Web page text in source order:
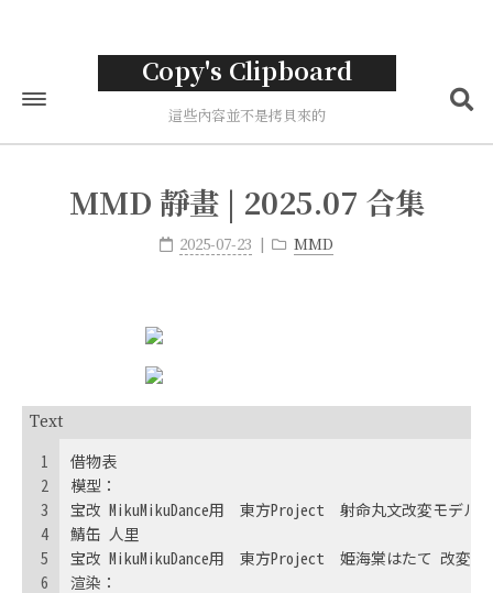
Copy's Clipboard
這些內容並不是拷貝來的
MMD 靜畫 | 2025.07 合集
2025-07-23 MMD
Text
1
2
3
4
5
6
借物表
模型：
宝改 MikuMikuDance用　東方Project　射命丸文改変モデル
鯖缶 人里
宝改 MikuMikuDance用　東方Project　姫海棠はたて 改変モ
渲染：